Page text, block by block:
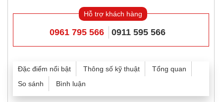
Hỗ trợ khách hàng
0961 795 566 0911 595 566
Đặc điểm nổi bật Thông số kỹ thuật
Tổng quan
So sánh
Bình luận